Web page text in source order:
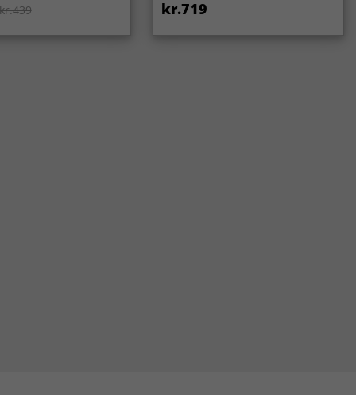
kr.439 kr.719